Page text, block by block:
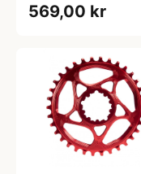
569,00 kr